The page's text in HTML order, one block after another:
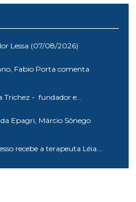
Lessa (07/08/2026)
Fabio Porta comenta
Trichez - fundador e...
Epagri, Márcio Sônego
recebe a terapeuta Léia...